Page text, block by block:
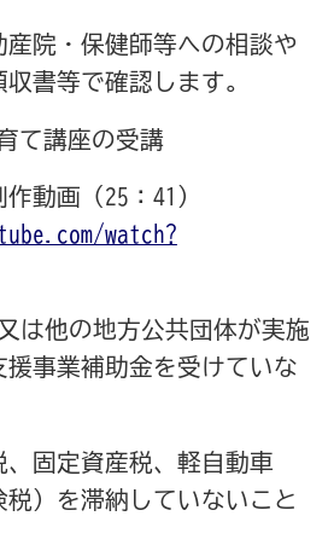
院・保健師等への相談や
書等で確認します。
て講座の受講
画（25：41）
watch?
他の地方公共団体が実施
援事業補助金を受けていな
固定資産税、軽自動車
）を滞納していないこと